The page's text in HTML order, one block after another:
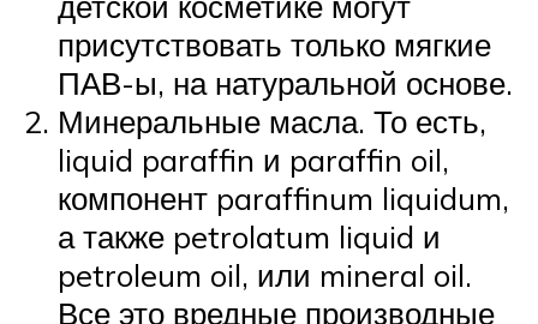
присутствовать только мягкие
ПАВ-ы, на натуральной основе.
Минеральные масла. То есть,
liquid paraffin и paraffin oil,
компонент paraffinum liquidum,
а также petrolatum liquid и
petroleum oil, или mineral oil.
Все это вредные производные